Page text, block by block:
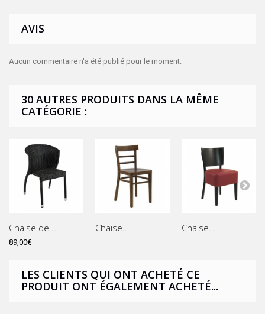
AVIS
Aucun commentaire n'a été publié pour le moment.
30 AUTRES PRODUITS DANS LA MÊME
CATÉGORIE :
Chaise de...
89,00€
Chaise... Chaise...
LES CLIENTS QUI ONT ACHETÉ CE
PRODUIT ONT ÉGALEMENT ACHETÉ...